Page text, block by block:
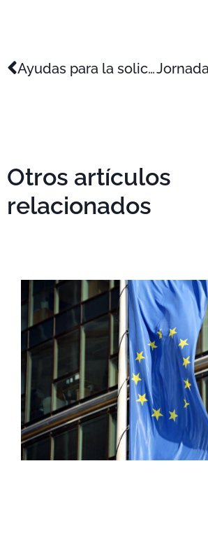
Ayudas para la solicitud de patentes y modelos de utilidad (OEPM)
Otros artículos
relacionados